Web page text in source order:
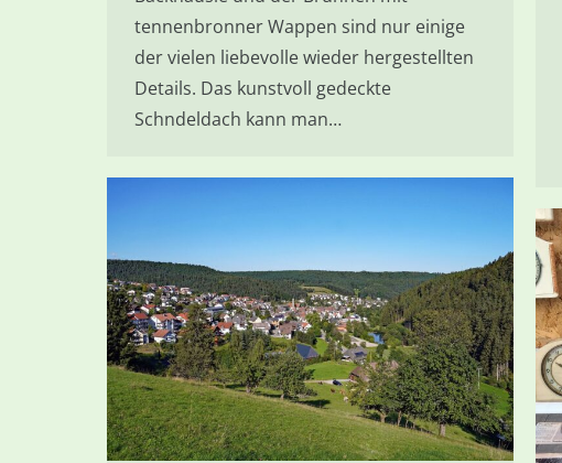
tennenbronner Wappen sind nur einige
der vielen liebevolle wieder hergestellten
Details. Das kunstvoll gedeckte
Schndeldach kann man…